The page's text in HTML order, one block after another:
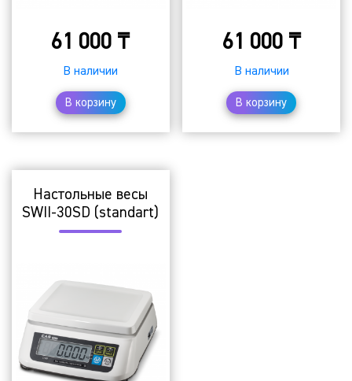
61 000 ₸
В наличии
В корзину
61 000 ₸
В наличии
В корзину
Настольные весы
SWII-30SD (standart)